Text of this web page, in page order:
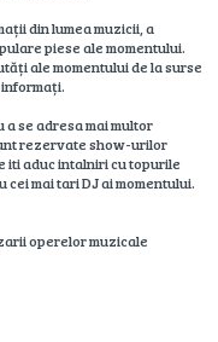
din lumea muzicii, a
piese ale momentului.
ale momentului de la surse
a se adresa mai multor
rezervate show-urilor
iti aduc intalniri cu topurile
mai tari DJ ai momentului.
operelor muzicale